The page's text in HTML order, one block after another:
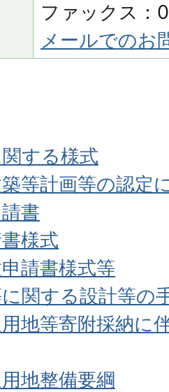
ファックス
メールでのお
する様式
等計画等の認定
書
様式
請書様式等
関する設計等の
地等寄附採納に
地整備要綱